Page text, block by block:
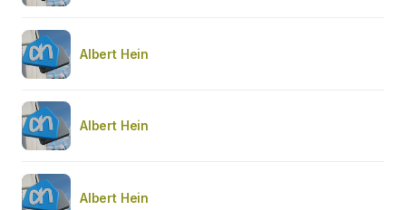
Albert Hein
Albert Hein
Albert Hein